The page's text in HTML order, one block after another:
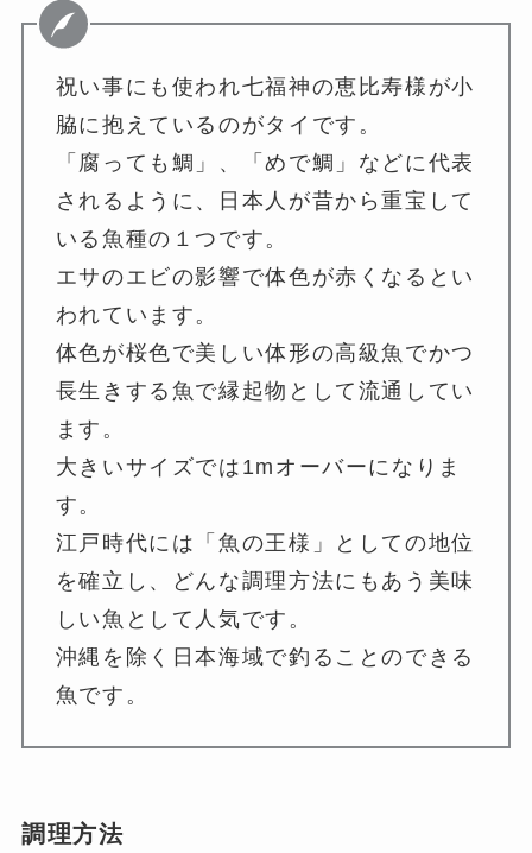
祝い事にも使われ七福神の恵比寿様が小
脇に抱えているのがタイです。
「腐っても鯛」、「めで鯛」などに代表
されるように、日本人が昔から重宝して
いる魚種の１つです。
エサのエビの影響で体色が赤くなるとい
われています。
体色が桜色で美しい体形の高級魚でかつ
長生きする魚で縁起物として流通してい
ます。
大きいサイズでは1mオーバーになりま
す。
江戸時代には「魚の王様」としての地位
を確立し、どんな調理方法にもあう美味
しい魚として人気です。
沖縄を除く日本海域で釣ることのできる
魚です。
調理方法